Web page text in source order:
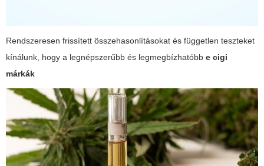
Rendszeresen frissített összehasonlításokat és független teszteket
kínálunk, hogy a legnépszerűbb és legmegbízhatóbb e cigi
márkák